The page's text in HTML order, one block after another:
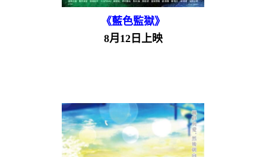
《藍色監獄》
8月12日上映